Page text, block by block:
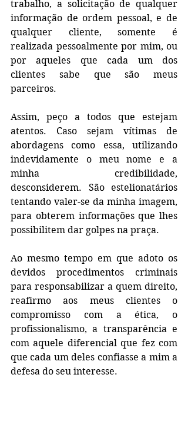
trabalho, a solicitação de qualquer
informação de ordem pessoal, e de
qualquer cliente, somente é
realizada pessoalmente por mim, ou
por aqueles que cada um dos
clientes sabe que são meus
parceiros.
Assim, peço a todos que estejam
atentos. Caso sejam vítimas de
abordagens como essa, utilizando
indevidamente o meu nome e a
minha credibilidade,
desconsiderem. São estelionatários
tentando valer-se da minha imagem,
para obterem informações que lhes
possibilitem dar golpes na praça.
Ao mesmo tempo em que adoto os
devidos procedimentos criminais
para responsabilizar a quem direito,
reafirmo aos meus clientes o
compromisso com a ética, o
profissionalismo, a transparência e
com aquele diferencial que fez com
que cada um deles confiasse a mim a
defesa do seu interesse.